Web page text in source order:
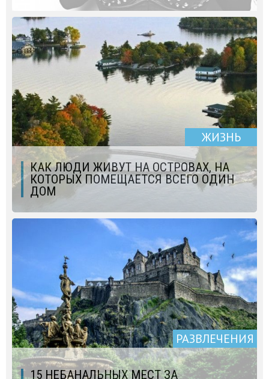
ЖИЗНЬ
КАК ЛЮДИ ЖИВУТ НА ОСТРОВАХ, НА
КОТОРЫХ ПОМЕЩАЕТСЯ ВСЕГО ОДИН
ДОМ
РАЗВЛЕЧЕНИЯ
15 НЕБАНАЛЬНЫХ МЕСТ ЗА